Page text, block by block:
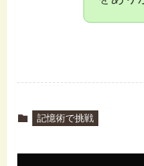
記憶術で挑戦